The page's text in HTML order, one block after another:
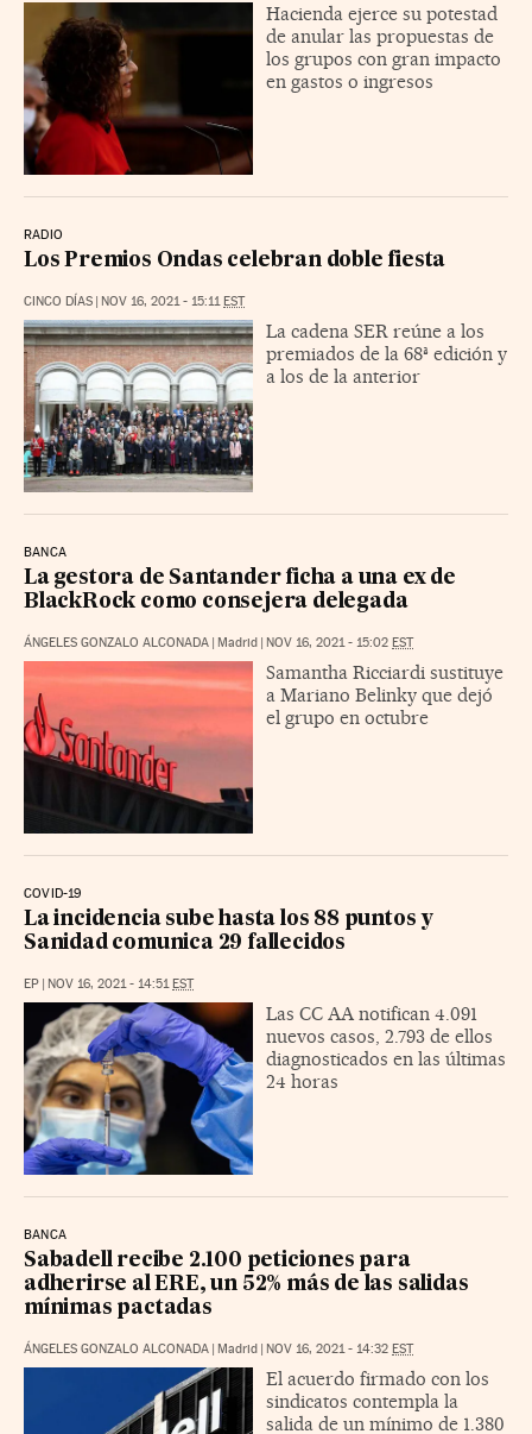
Hacienda ejerce su potestad
de anular las propuestas de
los grupos con gran impacto
en gastos o ingresos
RADIO
Los Premios Ondas celebran doble fiesta
CINCO DÍAS | NOV 16, 2021 - 15:11EST
La cadena SER reúne a los
premiados de la 68ª edición y
a los de la anterior
BANCA
La gestora de Santander ficha a una ex de
BlackRock como consejera delegada
ÁNGELES GONZALO ALCONADA | Madrid | NOV 16, 2021 - 15:02 EST
Samantha Ricciardi sustituye
a Mariano Belinky que dejó
el grupo en octubre
COVID-19
La incidencia sube hasta los 88 puntos y
Sanidad comunica 29 fallecidos
EP | NOV 16, 2021 - 14:51 EST
Las CC AA notifican 4.091
nuevos casos, 2.793 de ellos
diagnosticados en las últimas
24 horas
BANCA
Sabadell recibe 2.100 peticiones para
adherirse al ERE, un 52% más de las salidas
mínimas pactadas
ÁNGELES GONZALO ALCONADA | Madrid | NOV 16, 2021 - 14:32 EST
El acuerdo firmado con los
sindicatos contempla la
salida de un mínimo de 1.380